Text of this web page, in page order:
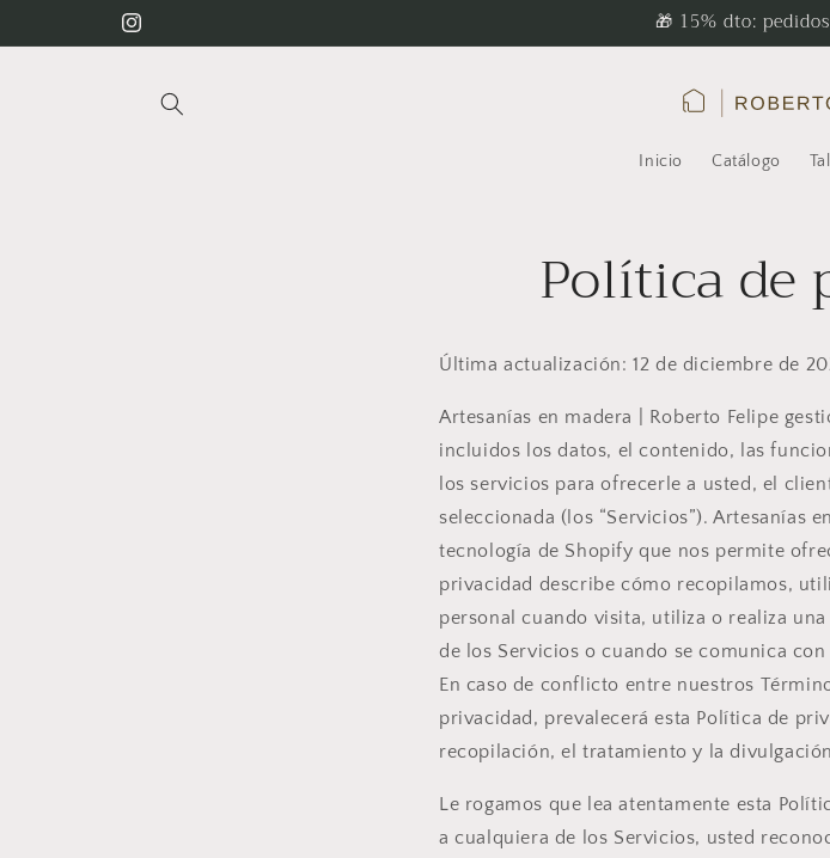
directamente
al contenido
Instagram 🎁 15% dto:
Inicio Catálogo
Política de
Última actualización: 12 de diciembre de
Artesanías en madera | Roberto Felipe
incluidos los datos, el contenido, las
los servicios para ofrecerle a usted, el
seleccionada (los “Servicios”). Artesanías
tecnología de Shopify que nos permite
privacidad describe cómo recopilamos,
personal cuando visita, utiliza o realiza
de los Servicios o cuando se comunica
En caso de conflicto entre nuestros
privacidad, prevalecerá esta Política de
recopilación, el tratamiento y la
Le rogamos que lea atentamente esta
a cualquiera de los Servicios, usted